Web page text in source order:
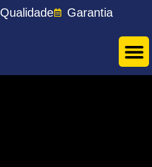
Qualidade Garantia